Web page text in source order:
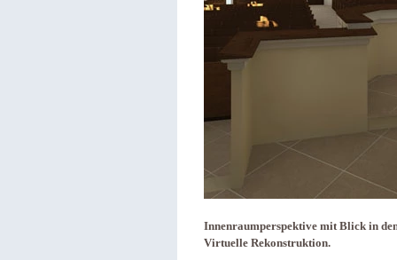
Innenraumperspektive mit Blick in
Virtuelle Rekonstruktion.